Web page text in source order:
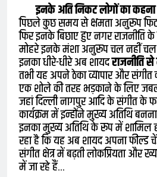
इनके अति निकट लोगों का
पिछले कुछ समय से क्षमता अनुरूप
फिर इनके बिछाए हुए नगर राजनीति
मोहरे इनके मंशा अनुरूप चल नहीं
इनका धीरे-धीरे अब शायदराजनीति
तभी यह अपने ठेका व्यापार और संगीत
एक शोले की तरह भड़काने के लिए
जहां दिल्ली नागपुर आदि के संगीत के
कार्यक्रम में इन्होंने मुख्य अतिथि
इनका मुख्य अतिथि के रूप में शामिल
रहा है कि यह अब शायद अपना
संगीत क्षेत्र में बढ़ती लोकप्रियता और
में जा रहे हैं…